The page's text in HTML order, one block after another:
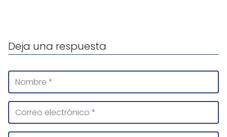
Deja una respuesta